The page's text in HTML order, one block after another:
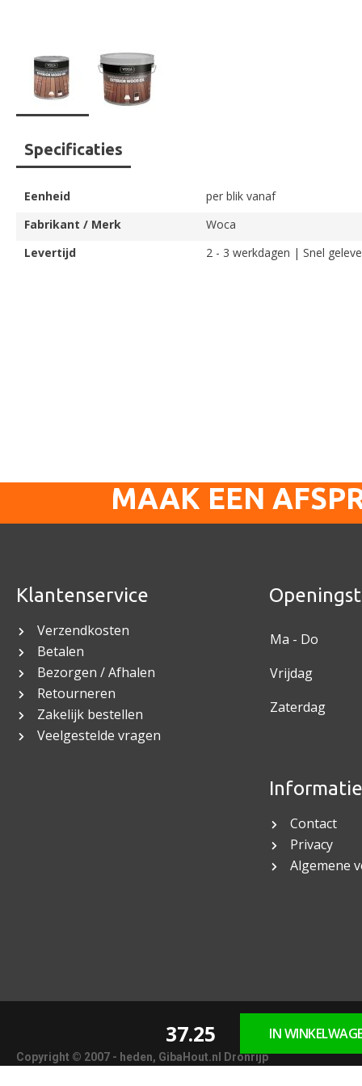
Ga
naar
het
begin
van
de
gallerij
Specificaties
Eenheid
per blik vanaf
Fabrikant / Merk
Woca
Levertijd
2 - 3 werkdagen | Snel
MAAK EEN
Klantenservice
Verzendkosten
Betalen
Bezorgen / Afhalen
Retourneren
Zakelijk bestellen
Veelgestelde vragen
Ma - Do
Vrijdag
Zaterdag
Informatie
Contact
Privacy
Algemene
Copyright © 2007 - heden, GibaHout.nl Dronrijp
37.25 IN